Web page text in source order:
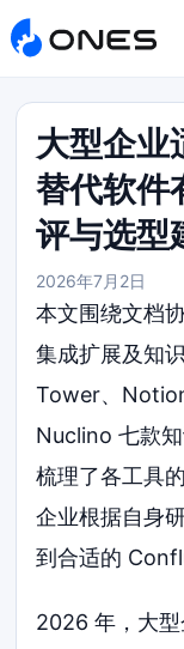
大型企
替代软件
评与选型
2026年7月2日
本文围绕文档
集成扩展及知
Tower、
Nuclino 七款
梳理了各工具
企业根据自身
到合适的
2026 年，大